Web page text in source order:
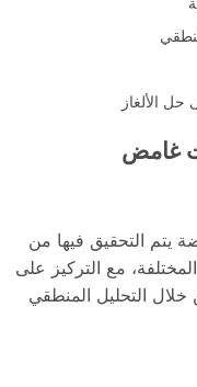
حل الألغاز
غامض
يتم التحقيق فيها من
مع التركيز على
التحليل المنطقي